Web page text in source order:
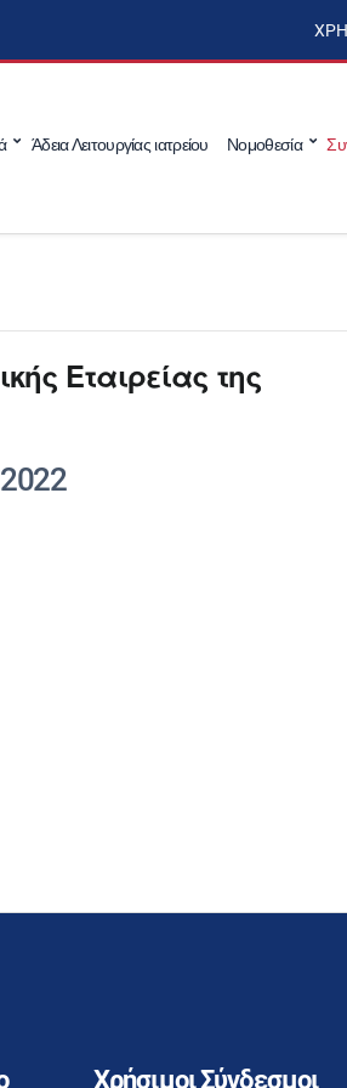
Άδεια Λειτουργίας ιατρείου Νομοθεσία
Εταιρείας της
Χρήσιμοι Σύνδεσμοι